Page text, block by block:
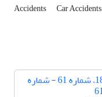
Accidents Car Accidents
دوره 18، شماره 61 - شماره